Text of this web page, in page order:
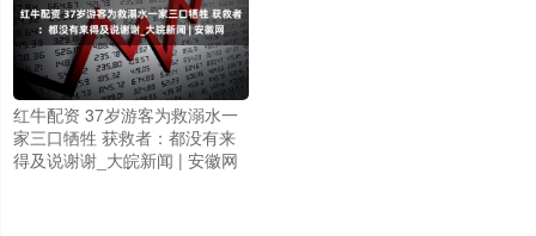
红牛配资 37岁游客为救溺水一
家三口牺牲 获救者：都没有来
得及说谢谢_大皖新闻 | 安徽网